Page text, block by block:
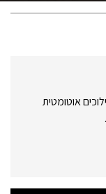
אוטומטית